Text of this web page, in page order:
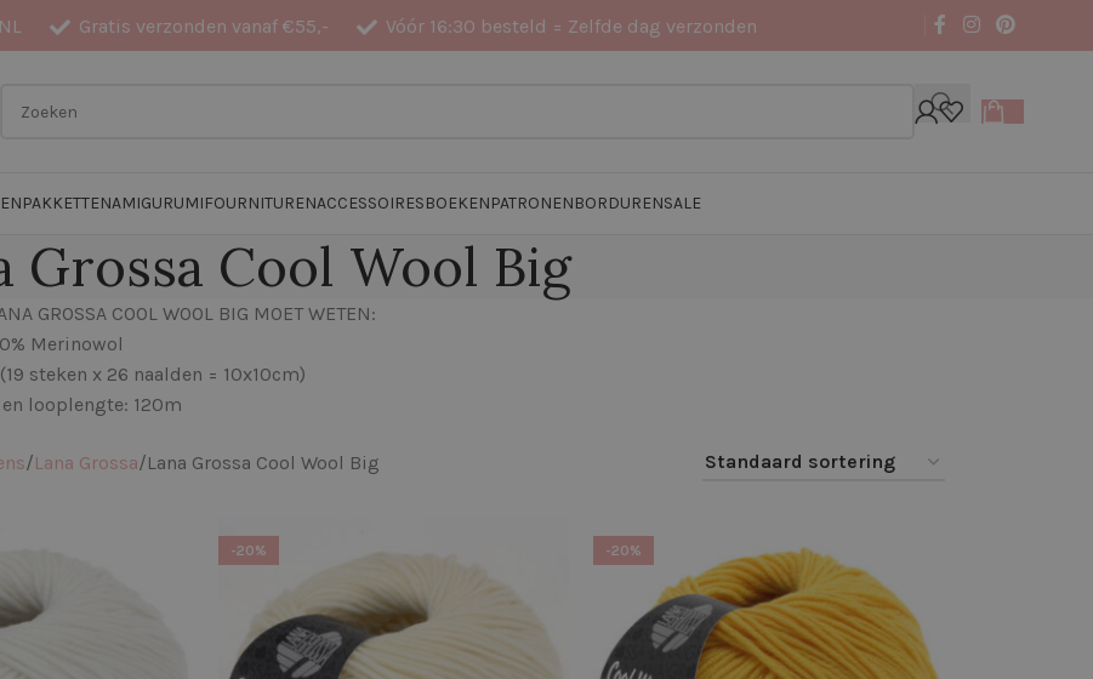
Gratis verzonden vanaf €55,- Vóór 16:30 besteld = Zelfde dag verzonden
PAKKETTENAMIGURUMIFOURNITURENACCESSOIRESBOEKENPATRONENBORDURENSALE
Grossa Cool Wool Big
GROSSA COOL WOOL BIG MOET WETEN:
Merinowol
steken x 26 naalden = 10x10cm)
looplengte: 120m
Lana Grossa Lana Grossa Cool Wool Big
-20% -20%